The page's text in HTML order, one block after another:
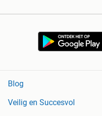
Blog
Veilig en Succesvol